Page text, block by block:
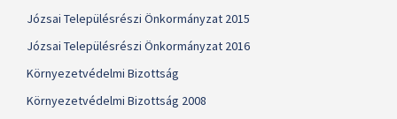
Józsai Településrészi Önkormányzat 2015
Józsai Településrészi Önkormányzat 2016
Környezetvédelmi Bizottság
Környezetvédelmi Bizottság 2008